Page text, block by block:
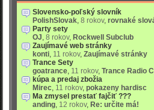
Slovensko-poľský slovník
PolishSlovak, 8 rokov, rovnaké
Party sety
OJ, 8 rokov, Rockwell Subclub
Zaujímavé web stránky
konti, 11 rokov, Zaujímavé stránky
Trance Sety
goatrance, 11 rokov, Trance Radio
kúpa a predaj zbožia
Mirec, 11 rokov, pokazeny hardisc
Ma zmysel prestať fajčiť ???
anding, 12 rokov, Re: určite má!